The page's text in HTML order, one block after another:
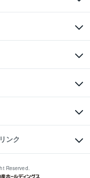
談・お問い合わせ窓口）
付停止について
ダルクラブ
株式会社まで
ョン
ンク
Reserved.